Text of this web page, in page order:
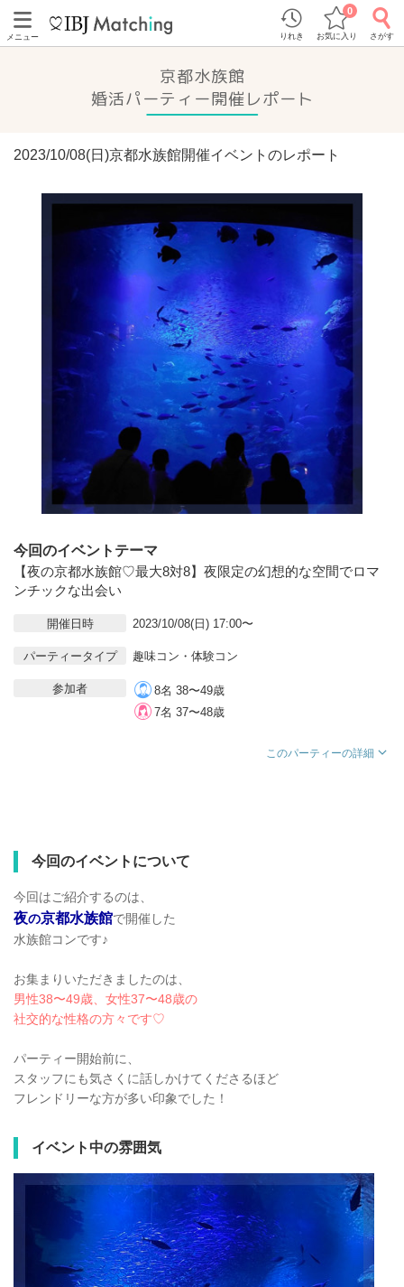
メニュー りれき お気に入り
0
さがす
京都水族館
婚活パーティー開催レポート
2023/10/08(日)京都水族館開催イベントのレポート
今回のイベントテーマ
【夜の京都水族館♡最大8対8】夜限定の幻想的な空間でロマ
ンチックな出会い
開催日時 2023/10/08(日) 17:00〜
パーティータイプ 趣味コン・体験コン
参加者
8名 38〜49歳
7名 37〜48歳
このパーティーの詳細
今回のイベントについて
今回はご紹介するのは、
夜の京都水族館で開催した
水族館コンです♪
お集まりいただきましたのは、
男性38〜49歳、女性37〜48歳の
社交的な性格の方々です♡
パーティー開始前に、
スタッフにも気さくに話しかけてくださるほど
フレンドリーな方が多い印象でした！
イベント中の雰囲気